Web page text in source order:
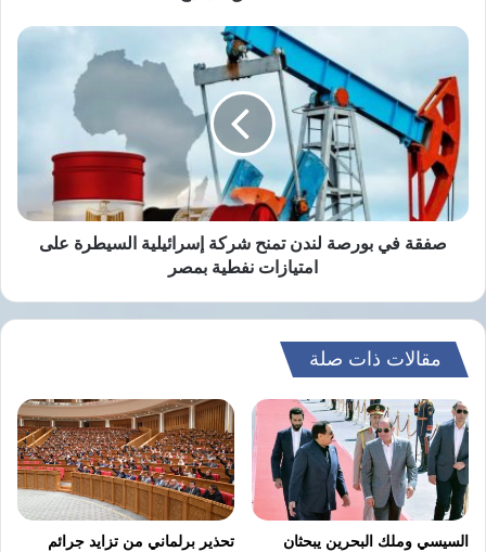
صفقة
بورصة
لندن
تمنح
شركة
إسرائيلية
السيطرة
على
امتيازات
صفقة في بورصة لندن تمنح شركة إسرائيلية السيطرة على
امتيازات نفطية بمصر
مقالات ذات صلة
السيسي وملك البحرين يبحثان
تحذير برلماني من تزايد جرائم